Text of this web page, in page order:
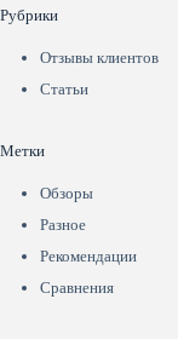
Рубрики
Отзывы клиентов
Статьи
Метки
Обзоры
Разное
Рекомендации
Сравнения